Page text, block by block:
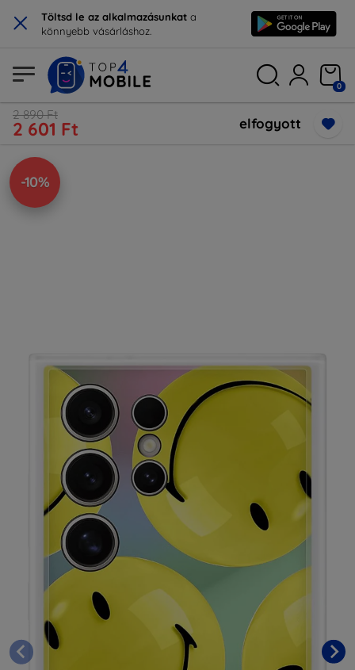
× Töltsd le az alkalmazásunkat a
könnyebb vásárláshoz.
0
2 890 Ft
2 601 Ft elfogyott
-10%